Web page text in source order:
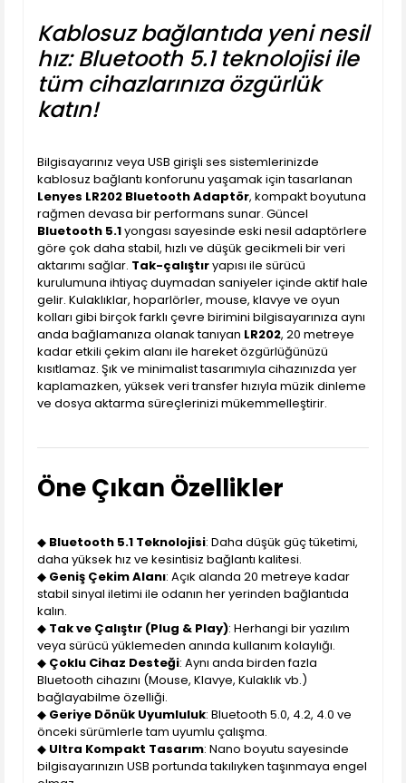
Kablosuz bağlantıda yeni nesil
hız: Bluetooth 5.1 teknolojisi ile
tüm cihazlarınıza özgürlük
katın!
Bilgisayarınız veya USB girişli ses sistemlerinizde
kablosuz bağlantı konforunu yaşamak için tasarlanan
Lenyes LR202 Bluetooth Adaptör, kompakt boyutuna
rağmen devasa bir performans sunar. Güncel
Bluetooth 5.1yongası sayesinde eski nesil adaptörlere
göre çok daha stabil, hızlı ve düşük gecikmeli bir veri
aktarımı sağlar. Tak-çalıştıryapısı ile sürücü
kurulumuna ihtiyaç duymadan saniyeler içinde aktif hale
gelir. Kulaklıklar, hoparlörler, mouse, klavye ve oyun
kolları gibi birçok farklı çevre birimini bilgisayarınıza aynı
anda bağlamanıza olanak tanıyan LR202, 20 metreye
kadar etkili çekim alanı ile hareket özgürlüğünüzü
kısıtlamaz. Şık ve minimalist tasarımıyla cihazınızda yer
kaplamazken, yüksek veri transfer hızıyla müzik dinleme
ve dosya aktarma süreçlerinizi mükemmelleştirir.
Öne Çıkan Özellikler
◆ Bluetooth 5.1 Teknolojisi: Daha düşük güç tüketimi,
daha yüksek hız ve kesintisiz bağlantı kalitesi.
◆ Geniş Çekim Alanı: Açık alanda 20 metreye kadar
stabil sinyal iletimi ile odanın her yerinden bağlantıda
kalın.
◆ Tak ve Çalıştır (Plug & Play): Herhangi bir yazılım
veya sürücü yüklemeden anında kullanım kolaylığı.
◆ Çoklu Cihaz Desteği: Aynı anda birden fazla
Bluetooth cihazını (Mouse, Klavye, Kulaklık vb.)
bağlayabilme özelliği.
◆ Geriye Dönük Uyumluluk: Bluetooth 5.0, 4.2, 4.0 ve
önceki sürümlerle tam uyumlu çalışma.
◆ Ultra Kompakt Tasarım: Nano boyutu sayesinde
bilgisayarınızın USB portunda takılıyken taşınmaya engel